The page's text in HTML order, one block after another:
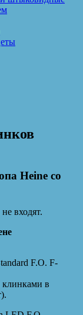
Heine со
входят.
F.O. F-
клинками в